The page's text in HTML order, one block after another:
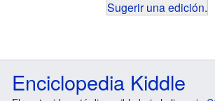
Sugerir una edición.
Enciclopedia Kiddle